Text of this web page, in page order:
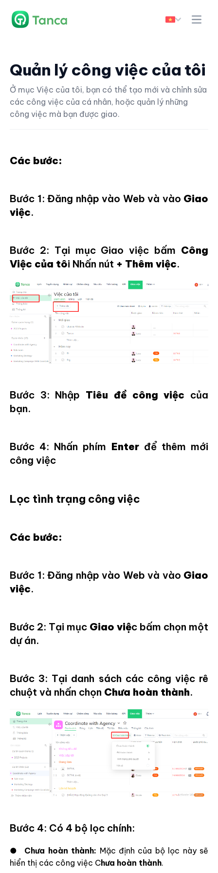
Quản lý công việc của tôi
Ở mục Việc của tôi, bạn có thể tạo mới và chỉnh sửa
các công việc của cá nhân, hoặc quản lý những
công việc mà bạn được giao.
Các bước:
Bước 1: Đăng nhập vào Web và vào Giao
việc.
Bước 2: Tại mục Giao việc bấm Công
Việc của tôi Nhấn nút + Thêm việc.
Bước 3: Nhập Tiêu đề công việc của
bạn.
Bước 4: Nhấn phím Enter để thêm mới
công việc
Lọc tình trạng công việc
Các bước:
Bước 1: Đăng nhập vào Web và vào Giao
việc.
Bước 2: Tại mục Giao việc bấm chọn một
dự án.
Bước 3: Tại danh sách các công việc rê
chuột và nhấn chọn Chưa hoàn thành.
Bước 4: Có 4 bộ lọc chính:
● Chưa hoàn thành: Mặc định của bộ lọc này sẽ
hiển thị các công việc Chưa hoàn thành.